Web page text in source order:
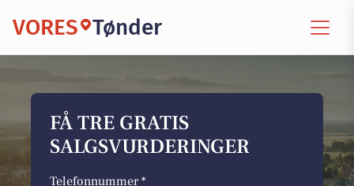
VORES Tønder
FÅ TRE GRATIS
SALGSVURDERINGER
Telefonnummer *